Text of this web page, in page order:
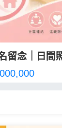
留念｜日間